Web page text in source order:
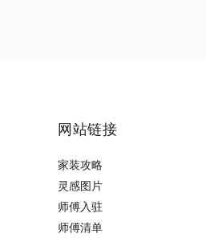
网站链接
家装攻略
灵感图片
师傅入驻
师傅清单